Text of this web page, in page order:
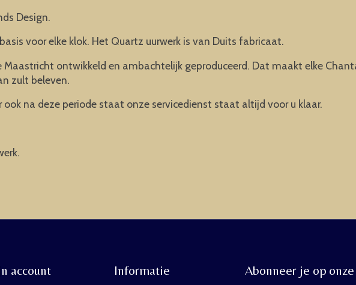
Design.
voor elke klok. Het Quartz uurwerk is van Duits fabricaat.
ontwikkeld en ambachtelijk geproduceerd. Dat maakt elke
zult beleven.
na deze periode staat onze servicedienst staat altijd voor u klaar.
account Informatie Abonneer je op